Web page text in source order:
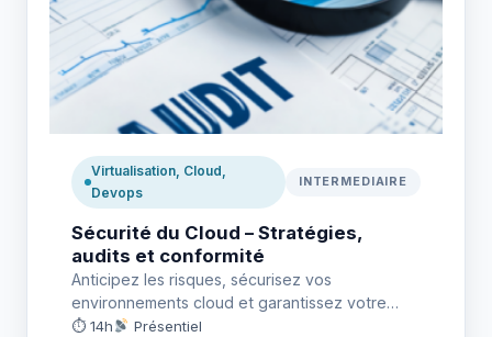
Virtualisation, Cloud,
Devops
INTERMEDIAIRE
Sécurité du Cloud – Stratégies,
audits et conformité
Anticipez les risques, sécurisez vos
environnements cloud et garantissez votre
conformité réglementaire
⏱ 14h Présentiel